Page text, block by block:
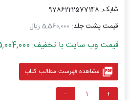
شابک: 9786222577148
قیمت پشت جلد: 5,560,000 ریال
قیمت وب سایت با تخفیف: 5,004,000 ریال
picture_as_pdf مشاهده فهرست مطالب کتاب
+
-